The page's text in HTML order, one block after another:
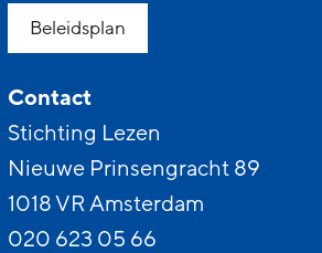
Beleidsplan
Contact
Stichting Lezen
Nieuwe Prinsengracht 89
1018 VR Amsterdam
020 623 05 66